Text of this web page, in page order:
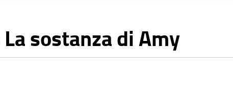
sostanza di Amy